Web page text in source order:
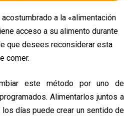
a la «alimentación
acceso a su alimento durante
que desees reconsiderar esta
comer.
este método por uno de
Alimentarlos juntos a
los días puede crear un sentido de